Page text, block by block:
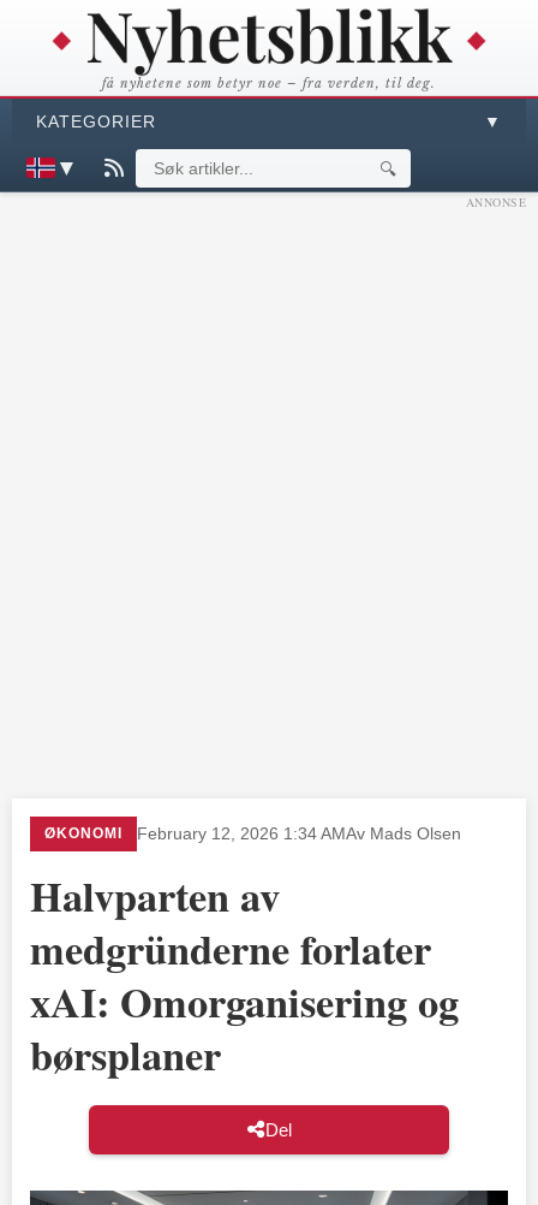
få nyhetene som betyr noe – fra verden, til deg.
KATEGORIER ▼
▼ 🔍
ANNONSE
ØKONOMI February 12, 2026 1:34 AMAv Mads Olsen
Halvparten av
medgründerne forlater
xAI: Omorganisering og
børsplaner
Del